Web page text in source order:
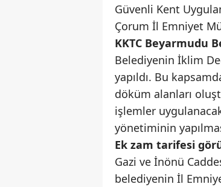
Güvenli Kent
Çorum İl Emniyet
KKTC Beyarmudu
Belediyenin İklim
yapıldı. Bu
döküm alanları
işlemler
yönetiminin
Ek zam tarifesi
Gazi ve İnönü
belediyenin İl